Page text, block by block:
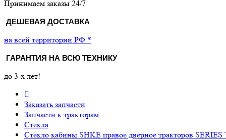
Принимаем заказы 24/7
ДЕШЕВАЯ ДОСТАВКА
на всей территории РФ *
ГАРАНТИЯ НА ВСЮ ТЕХНИКУ
до 3-х лет!
Заказать запчасти
Запчасти к тракторам
Стёкла
Стекло кабины SHKE правое дверное тракторов SERIES